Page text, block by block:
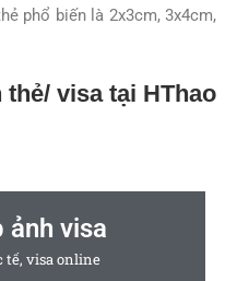
phổ biến là 2x3cm, 3x4cm,
visa tại HThao
ảnh visa
tế, visa online